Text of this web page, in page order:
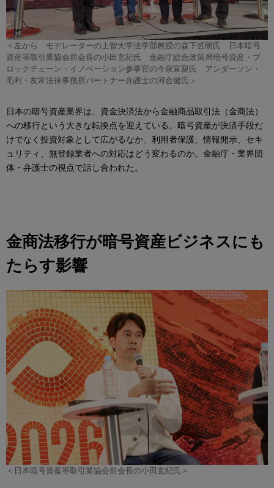
＜左から モデレーターの上智大学法学部教授の森下哲朗氏 日本暗号
資産等取引業協会前会長の小田玄紀氏 金融庁総合政策局暗号資産・ブ
ロックチェーン・イノベーション参事官の今泉宣親氏 アンダーソン・
毛利・友常法律事務所パートナー弁護士の河合健氏＞
日本の暗号資産業界は、資金決済法から金融商品取引法（金商法）
への移行という大きな転換点を迎えている。暗号資産が決済手段だ
けでなく投資対象として広がるなか、利用者保護、情報開示、セキ
ュリティ、無登録業者への対応はどう変わるのか。金融庁・業界団
体・弁護士の視点で話し合われた。
金商法移行が暗号資産ビジネスにも
たらす影響
＜日本暗号資産等取引業協会前会長の小田玄紀氏＞